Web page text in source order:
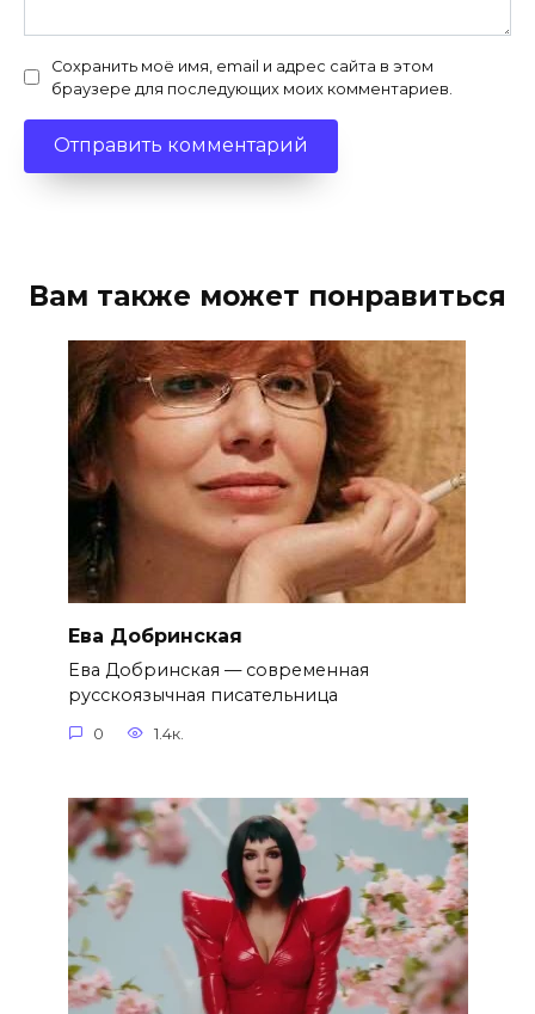
Сохранить моё имя, email и адрес сайта в этом
браузере для последующих моих комментариев.
Вам также может понравиться
Ева Добринская
Ева Добринская — современная
русскоязычная писательница
0 1.4к.